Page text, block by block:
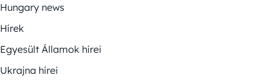
Hungary news
Hírek
Egyesült Államok hírei
Ukrajna hírei